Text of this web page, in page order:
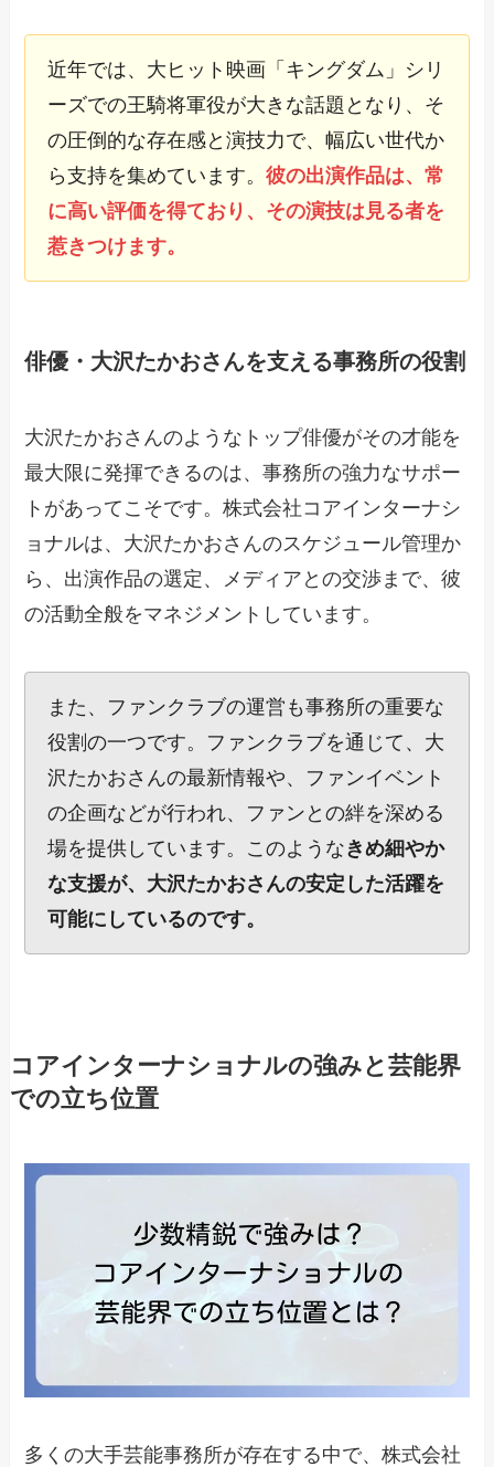
近年では、大ヒット映画「キングダム」シリ
ーズでの王騎将軍役が大きな話題となり、そ
の圧倒的な存在感と演技力で、幅広い世代か
ら支持を集めています。彼の出演作品は、常
に高い評価を得ており、その演技は見る者を
惹きつけます。
俳優・大沢たかおさんを支える事務所の役割
大沢たかおさんのようなトップ俳優がその才能を
最大限に発揮できるのは、事務所の強力なサポー
トがあってこそです。株式会社コアインターナシ
ョナルは、大沢たかおさんのスケジュール管理か
ら、出演作品の選定、メディアとの交渉まで、彼
の活動全般をマネジメントしています。
また、ファンクラブの運営も事務所の重要な
役割の一つです。ファンクラブを通じて、大
沢たかおさんの最新情報や、ファンイベント
の企画などが行われ、ファンとの絆を深める
場を提供しています。このようなきめ細やか
な支援が、大沢たかおさんの安定した活躍を
可能にしているのです。
コアインターナショナルの強みと芸能界
での立ち位置
多くの大手芸能事務所が存在する中で、株式会社